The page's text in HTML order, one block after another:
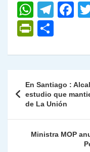
W
h
at
s
p
p
T
gr
m
F
e
o
k
P
nt
Fr
ie
n
dl
y
m
ar
tir
de
entradas
En Santiago :
estudio que
de La Unión
Ministra MOP